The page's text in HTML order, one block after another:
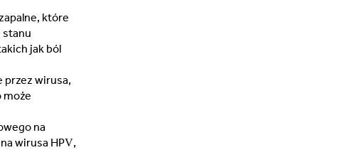
które
stanu
jak ból
przez wirusa,
może
na
wirusa HPV,